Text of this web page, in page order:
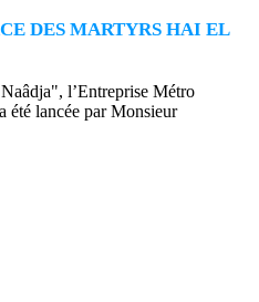
DES MARTYRS HAI EL
l’Entreprise Métro
été lancée par Monsieur